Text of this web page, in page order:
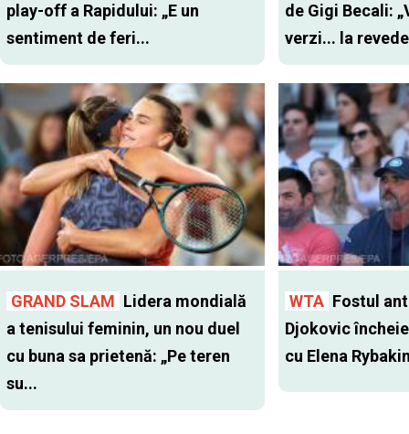
play-off a Rapidului: „E un
sentiment de feri...
de Gigi Becali:
verzi... la
GRAND SLAM Lidera mondială
a tenisului feminin, un nou duel
cu buna sa prietenă: „Pe teren
su...
WTA Fostul
Djokovic
cu Elena